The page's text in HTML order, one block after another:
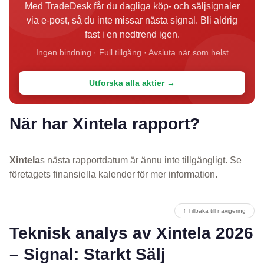
Med TradeDesk får du dagliga köp- och säljsignaler
via e-post, så du inte missar nästa signal. Bli aldrig
fast i en nedtrend igen.
Ingen bindning · Full tillgång · Avsluta när som helst
Utforska alla aktier →
När har Xintela rapport?
Xintelas nästa rapportdatum är ännu inte tillgängligt. Se
företagets finansiella kalender för mer information.
↑ Tillbaka till navigering
Teknisk analys av Xintela 2026
– Signal: Starkt Sälj